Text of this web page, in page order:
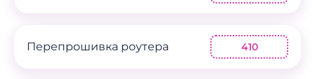
Перепрошивка роутера 410